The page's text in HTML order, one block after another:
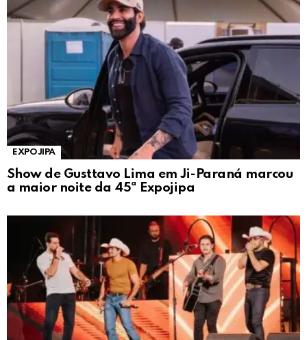
EXPOJIPA
Show de Gusttavo Lima em Ji-Paraná marcou
a maior noite da 45ª Expojipa